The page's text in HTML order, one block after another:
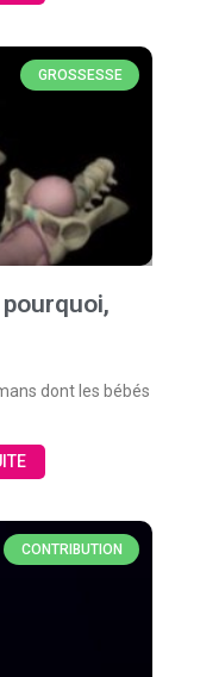
GROSSESSE
dont les bébés
CONTRIBUTION